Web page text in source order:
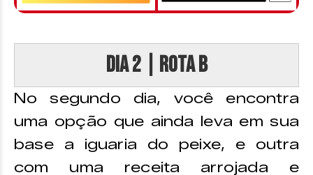
DIA 2 | Rota B
No segundo dia, você encontra
uma opção que ainda leva em sua
base a iguaria do peixe, e outra
com uma receita arrojada e